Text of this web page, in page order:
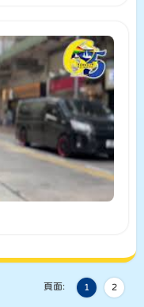
頁面: 1 2